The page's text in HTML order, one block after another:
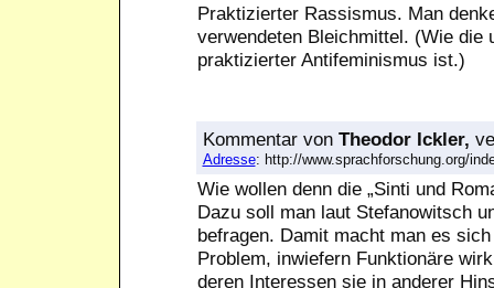
Praktizierter Rassismus. Man
verwendeten Bleichmittel. (Wie die
praktizierter Antifeminismus ist.)
Kommentarvon Theodor Ickler,
Adresse: http://www.sprachforschung.org/
Wie wollen denn die „Sinti und
Dazu soll man laut Stefanowitsch
befragen. Damit macht man es
Problem, inwiefern Funktionäre
deren Interessen sie in anderer